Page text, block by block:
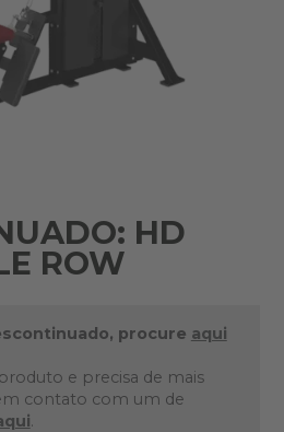
HD
ROW
procure aqui
e precisa de mais
contato com um de
.